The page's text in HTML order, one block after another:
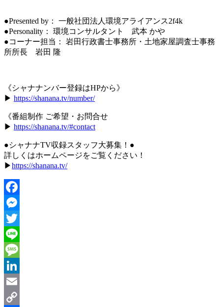
●Presented by： 一般社団法人環境アライアンス2f4k
●Personality： 環境コンサルタント 武本 かや
●コーナー担当： 岩田行政書士事務所・土地家屋調査士事務
所所長 岩田 隆
《シャナナンバー登録はHPから》
▶︎ https://shanana.tv/number/
《番組制作 ご希望・お問合せ
▶︎ https://shanana.tv/#contact
●シャナナTV収録スタッフ大募集！●
詳しくはホームページをご覧ください！
▶https://shanana.tv/